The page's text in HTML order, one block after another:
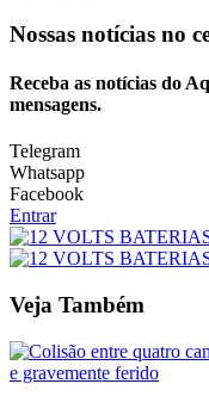
Nossas notícias no
Receba as notícias do
mensagens.
Telegram
Whatsapp
Facebook
Entrar
Veja Também